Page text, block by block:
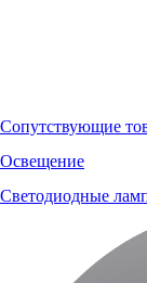
Сопутствующие
Освещение
Светодиодные